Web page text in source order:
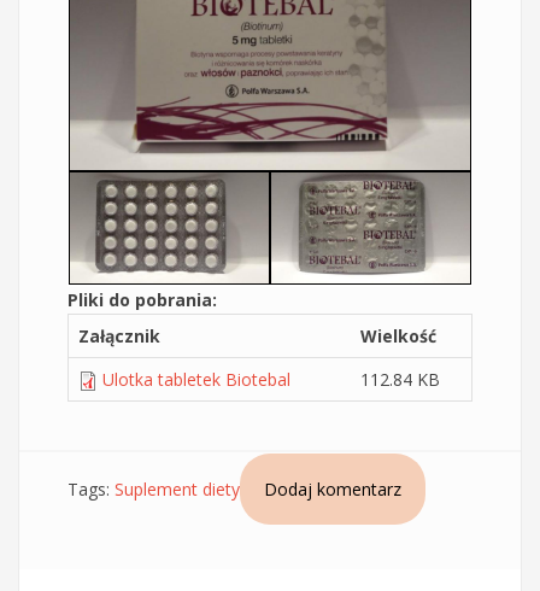
Pliki do pobrania:
Załącznik
Wielkość
Ulotka tabletek Biotebal
112.84 KB
Tags: Suplement diety Dodaj komentarz